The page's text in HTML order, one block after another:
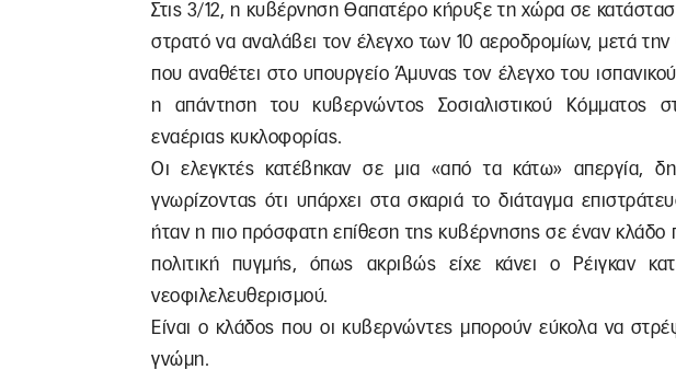
Στις 3/12, η κυβέρνηση Θαπατέρο κήρυξε τη χώρα σε
στρατό να αναλάβει τον έλεγχο των 10 αεροδρομίων, μετά
που αναθέτει στο υπουργείο Άμυνας τον έλεγχο του
η απάντηση του κυβερνώντος Σοσιαλιστικού Κόμματος
εναέριας κυκλοφορίας.
Οι ελεγκτές κατέβηκαν σε μια «από τα κάτω» απεργία,
γνωρίζοντας ότι υπάρχει στα σκαριά το διάταγμα
ήταν η πιο πρόσφατη επίθεση της κυβέρνησης σε έναν κλάδο
πολιτική πυγμής, όπως ακριβώς είχε κάνει ο Ρέιγκαν
νεοφιλελευθερισμού.
Είναι ο κλάδος που οι κυβερνώντες μπορούν εύκολα να
γνώμη.